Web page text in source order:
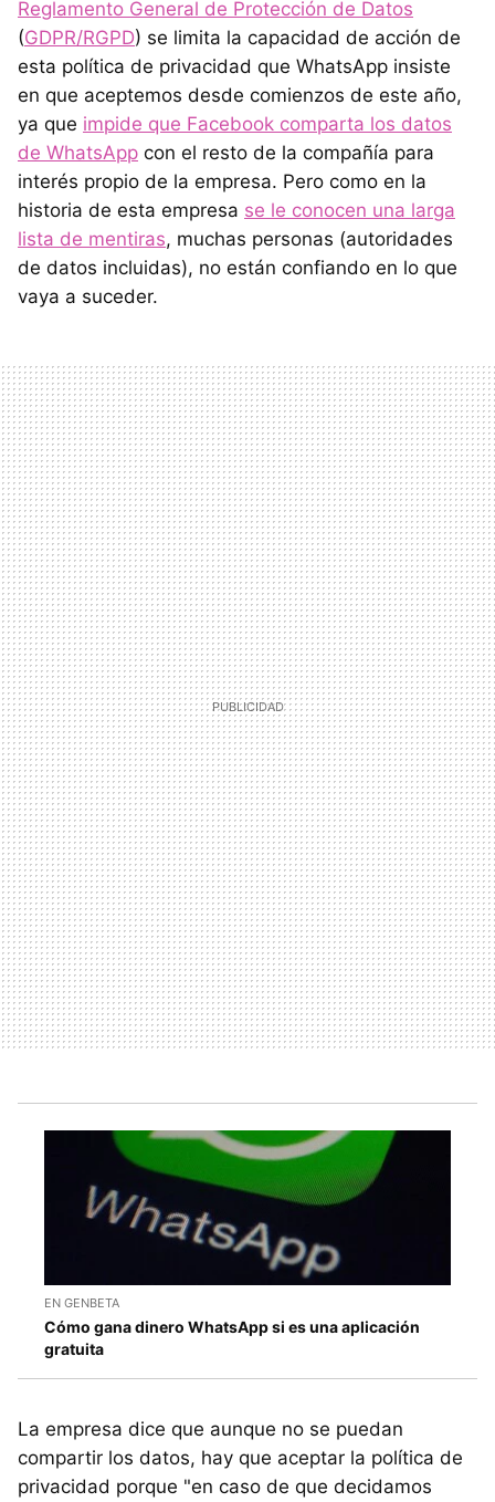
Reglamento General de Protección de Datos
(GDPR/RGPD) se limita la capacidad de acción de
esta política de privacidad que WhatsApp insiste
en que aceptemos desde comienzos de este año,
ya que impide que Facebook comparta los datos
de WhatsApp con el resto de la compañía para
interés propio de la empresa. Pero como en la
historia de esta empresa se le conocen una larga
lista de mentiras, muchas personas (autoridades
de datos incluidas), no están confiando en lo que
vaya a suceder.
EN GENBETA
Cómo gana dinero WhatsApp si es una aplicación
gratuita
La empresa dice que aunque no se puedan
compartir los datos, hay que aceptar la política de
privacidad porque "en caso de que decidamos